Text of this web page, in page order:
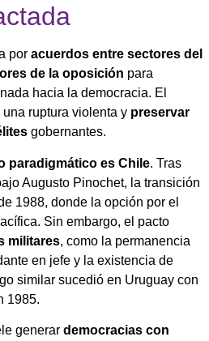
por acuerdos entre sectores del
de la oposición para
hacia la democracia. El
ruptura violenta y preservar
gobernantes.
paradigmático es Chile. Tras
Augusto Pinochet, la transición
1988, donde la opción por el
Sin embargo, el pacto
militares, como la permanencia
en jefe y la existencia de
similar sucedió en Uruguay con
1985.
generar democracias con